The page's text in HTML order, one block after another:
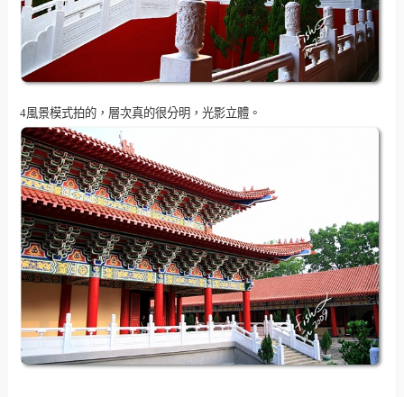
4風景模式拍的，層次真的很分明，光影立體。